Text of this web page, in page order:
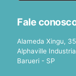
Fale
Alameda Xingu,
Alphaville
Barueri - SP